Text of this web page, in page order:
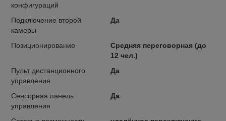
конфигураций
Подключение второй
камеры
Да
Позиционирование
Средняя переговорная (до
12 чел.)
Пульт дистанционного
управления
Да
Сенсорная панель
управления
Да